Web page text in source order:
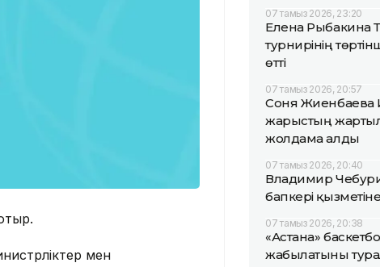
мен
07 тамыз 2026, 23:20
Елена Рыбакина
турнирінің
өтті
07 тамыз 2026, 20:57
Соня Жиенбаева
жарыстың
жолдама алды
07 тамыз 2026, 20:40
Владимир
бапкері
07 тамыз 2026, 20:38
«Астана»
жабылатыны